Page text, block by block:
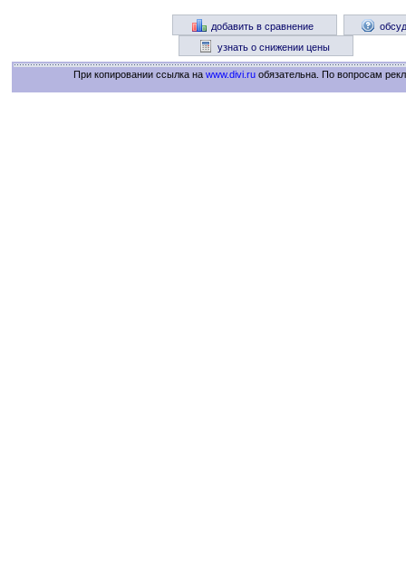
добавить в сравнение
узнать о снижении цены
При копировании ссылка на www.divi.ru обязательна. По вопросам